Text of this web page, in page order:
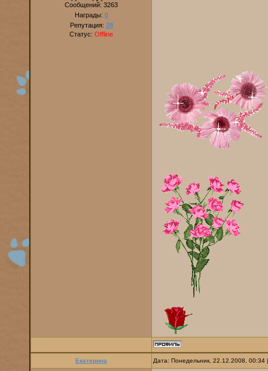
Сообщений: 3263
Награды: 0
Репутация: 28
Статус: Offline
Екатерина Дата: Понедельник, 22.12.2008,